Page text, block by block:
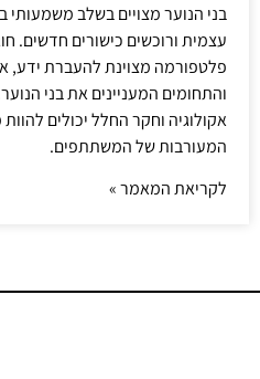
בני הנוער מצויים בשלב
עצמית ורוכשים כישורים חדשים.
פלטפורמה מצוינת להעברת ידע,
והתחומים המעניינים את בני
אקולוגיה וחקר החלל יכולים
המעורבות של המשתתפים.
לקריאת המאמר »